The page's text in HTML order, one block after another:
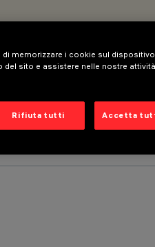
memorizzare i cookie sul
del sito e assistere nelle nostre
Rifiuta tutti Accetta